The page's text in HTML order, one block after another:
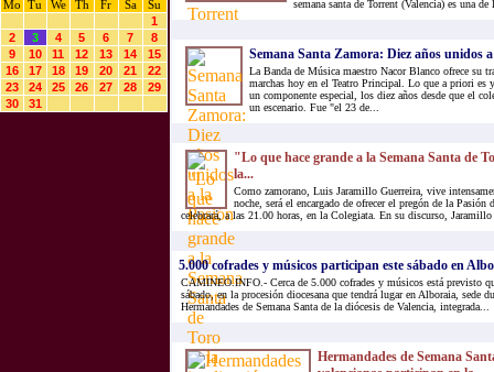
Mo
Tu We Th Fr Sa
Su
1
2
3 4 5 6 7
8
9
10 11 12 13 14
15
16
17 18 19 20 21
22
23
24 25 26 27 28
29
30
31
semana santa de Torrent (Valencia) es una de
Semana Santa Zamora: Diez años unidos
La Banda de Música maestro Nacor Blanco ofrece su
marchas hoy en el Teatro Principal. Lo que a priori es
un componente especial, los diez años desde que el
un escenario. Fue "el 23 de...
"Lo que hace grande a la Semana Santa de
la...
Como zamorano, Luis Jaramillo Guerreira, vive
noche, será el encargado de ofrecer el pregón de la Pasión
celebrará, a las 21.00 horas, en la Colegiata. En su discurso,
5.000 cofrades y músicos participan este sábado en
CAMINEO.INFO.- Cerca de 5.000 cofrades y músicos está previsto
sábado, en la procesión diocesana que tendrá lugar en Alboraia, sede
Hermandades de Semana Santa de la diócesis de Valencia, integrada...
Hermandades de Semana